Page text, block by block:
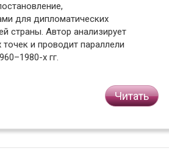
для дипломатических
страны. Автор анализирует
и проводит параллели
х гг.
Читать